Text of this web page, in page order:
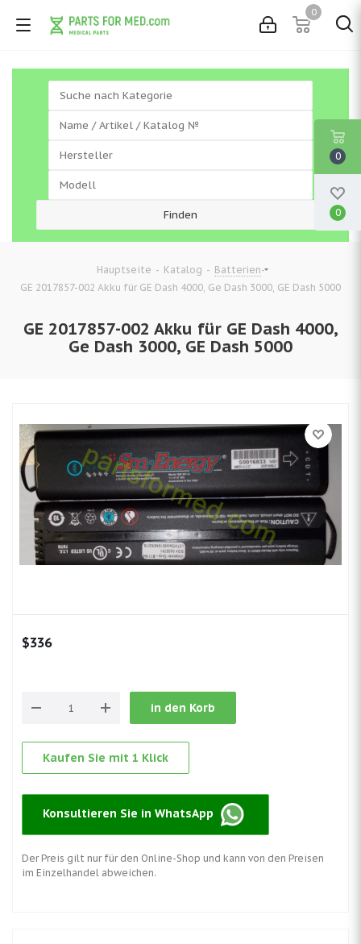
0
Hauptseite - Katalog - Batterien-
GE 2017857-002 Akku für GE Dash 4000, Ge Dash 3000, GE Dash 5000
GE 2017857-002 Akku für GE Dash 4000,
Ge Dash 3000, GE Dash 5000
$336
in den Korb
Kaufen Sie mit 1 Klick
Konsultieren Sie in WhatsApp
Der Preis gilt nur für den Online-Shop und kann von den Preisen
im Einzelhandel abweichen.
0
0